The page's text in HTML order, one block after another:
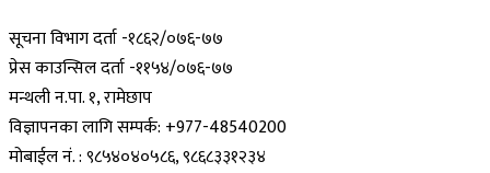
सूचना विभाग दर्ता -१८६२/०७६-७७
प्रेस काउन्सिल दर्ता -११५४/०७६-७७
मन्थली न.पा. १, रामेछाप
विज्ञापनका लागि सम्पर्क: +977-48540200
मोबाईल नं. : ९८५४०४०५८६, ९८६८३३१२३४